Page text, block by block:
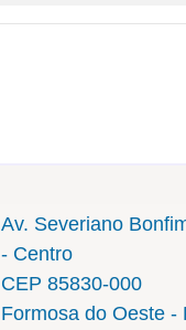
Av. Severiano
- Centro
CEP 85830-000
Formosa do Oeste -